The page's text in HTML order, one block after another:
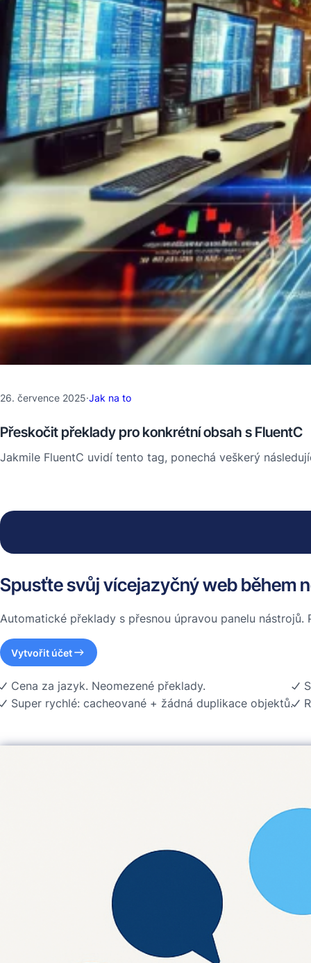
26. července 2025·Jak na to
Přeskočit překlady pro konkrétní obsah s FluentC
Jakmile FluentC uvidí tento tag, ponechá veškerý
Spusťte svůj vícejazyčný web během
Automatické překlady s přesnou úpravou panelu
Vytvořit účet
Cena za jazyk. Neomezené překlady.
Super rychlé: cacheované + žádná duplikace objektů.